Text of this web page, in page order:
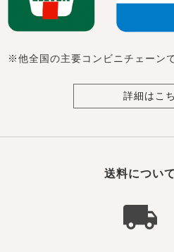
※他全国の主要コンビニチェーン
詳細はこ
送料について